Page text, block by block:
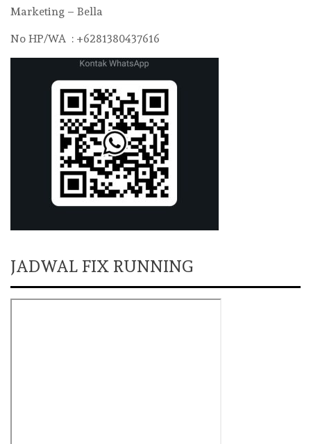
Marketing – Bella
No HP/WA : +6281380437616
JADWAL FIX RUNNING